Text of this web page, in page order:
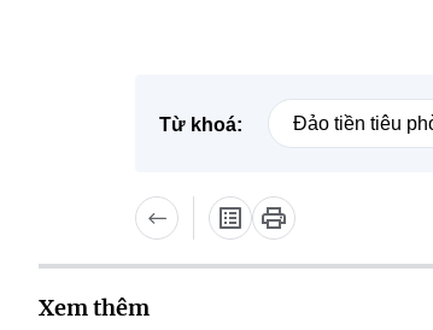
Từ khoá: Đảo tiền tiêu
Xem thêm